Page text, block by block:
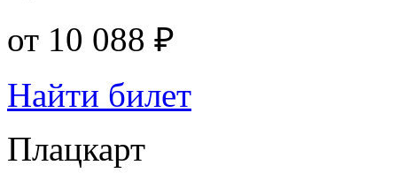
от 10 088 ₽
Найти билет
Плацкарт